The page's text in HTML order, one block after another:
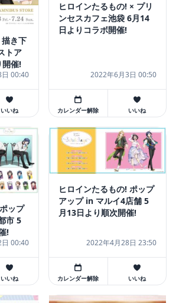
き下
トア
開催!
00:40
いいね
ヒロインたるもの! × プリ
ンセスカフェ池袋 6月14
日よりコラボ開催!
2022年6月3日 00:50
カレンダー解除 いいね
ップ
市 5
!
00:40
いいね
ヒロインたるもの! ポップ
アップ in マルイ4店舗 5
月13日より順次開催!
2022年4月28日 23:50
カレンダー解除 いいね